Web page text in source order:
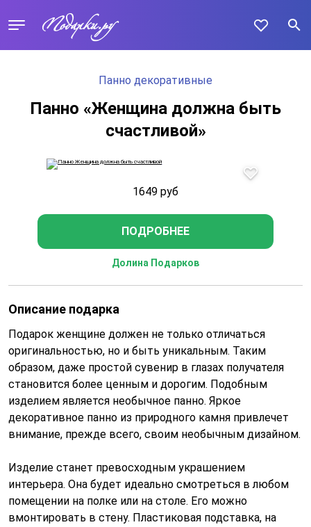
Панно декоративные
Панно «Женщина должна быть
счастливой»
1649 руб
ПОДРОБНЕЕ
Долина Подарков
Описание подарка
Подарок женщине должен не только отличаться
оригинальностью, но и быть уникальным. Таким
образом, даже простой сувенир в глазах получателя
становится более ценным и дорогим. Подобным
изделием является необычное панно. Яркое
декоративное панно из природного камня привлечет
внимание, прежде всего, своим необычным дизайном.
Изделие станет превосходным украшением
интерьера. Она будет идеально смотреться в любом
помещении на полке или на столе. Его можно
вмонтировать в стену. Пластиковая подставка, на